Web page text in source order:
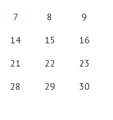
7 8
9
14 15
16
21 22
23
28 29
30